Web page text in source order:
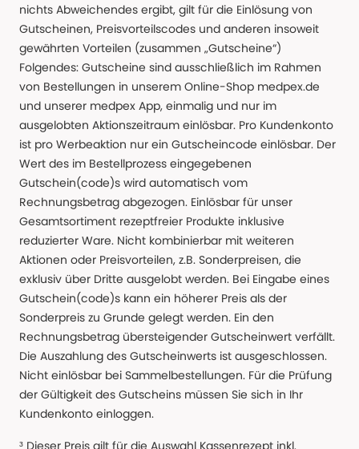
nichts Abweichendes ergibt, gilt für die Einlösung von
Gutscheinen, Preisvorteilscodes und anderen insoweit
gewährten Vorteilen (zusammen „Gutscheine“)
Folgendes: Gutscheine sind ausschließlich im Rahmen
von Bestellungen in unserem Online-Shop medpex.de
und unserer medpex App, einmalig und nur im
ausgelobten Aktionszeitraum einlösbar. Pro Kundenkonto
ist pro Werbeaktion nur ein Gutscheincode einlösbar. Der
Wert des im Bestellprozess eingegebenen
Gutschein(code)s wird automatisch vom
Rechnungsbetrag abgezogen. Einlösbar für unser
Gesamtsortiment rezeptfreier Produkte inklusive
reduzierter Ware. Nicht kombinierbar mit weiteren
Aktionen oder Preisvorteilen, z.B. Sonderpreisen, die
exklusiv über Dritte ausgelobt werden. Bei Eingabe eines
Gutschein(code)s kann ein höherer Preis als der
Sonderpreis zu Grunde gelegt werden. Ein den
Rechnungsbetrag übersteigender Gutscheinwert verfällt.
Die Auszahlung des Gutscheinwerts ist ausgeschlossen.
Nicht einlösbar bei Sammelbestellungen. Für die Prüfung
der Gültigkeit des Gutscheins müssen Sie sich in Ihr
Kundenkonto einloggen.